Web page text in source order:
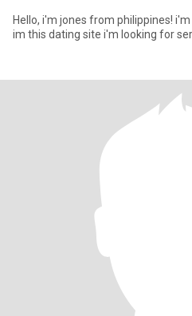
Hello, i'm jones from philippines!
im this dating site i'm looking for